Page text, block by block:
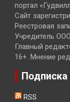
портал
Сайт
Реестровая
Учредитель
Главный
16+. Мнение
Подписка
RSS